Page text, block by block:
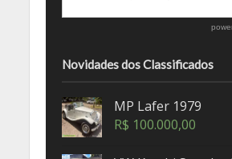
Novidades dos Classificados
MP Lafer 1979
R$ 100.000,00